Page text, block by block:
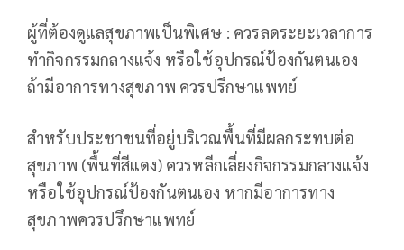
ผู้ที่ต้องดูแลสุขภาพเป็นพิเศษ : ควรลดระยะเวลาการ
ทำกิจกรรมกลางแจ้ง หรือใช้อุปกรณ์ป้องกันตนเอง
ถ้ามีอาการทางสุขภาพ ควรปรึกษาแพทย์
สำหรับประชาชน​ที่อยู่​บริเวณพื้นที่มีผลกระทบต่อ
สุขภาพ​ (พื้นที่สีแดง)​ ควรหลีกเลี่ยงกิจกรรมกลางแจ้ง
หรือใช้อุปกรณ์ป้องกันตนเอง หากมีอาการทาง
สุขภาพควรปรึกษาแพทย์